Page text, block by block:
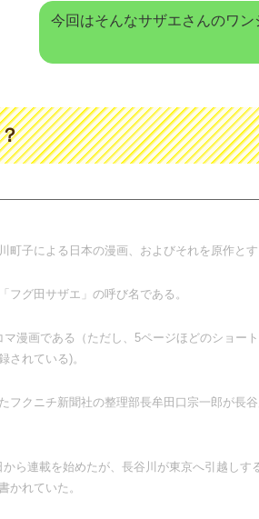
今回はそんなサザエさんのワン
町子による日本の漫画、およびそれを原作とす
フグ田サザエ」の呼び名である。
漫画である（ただし、5ページほどのショー
されている)。
フクニチ新聞社の整理部長牟田口宗一郎が長
から連載を始めたが、長谷川が東京へ引越しす
かれていた。